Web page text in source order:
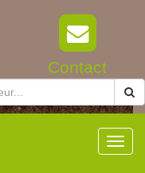
Contact